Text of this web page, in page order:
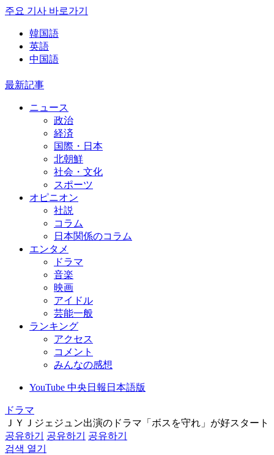
주요 기사 바로가기
韓国語
英語
中国語
最新記事
ニュース
政治
経済
国際・日本
北朝鮮
社会・文化
スポーツ
オピニオン
社説
コラム
日本関係のコラム
エンタメ
ドラマ
音楽
映画
アイドル
芸能一般
ランキング
アクセス
コメント
みんなの感想
YouTube 中央日報日本語版
ドラマ
ＪＹＪジェジュン出演のドラマ「ボスを守れ」が好スタート
공유하기
공유하기
공유하기
검색 열기